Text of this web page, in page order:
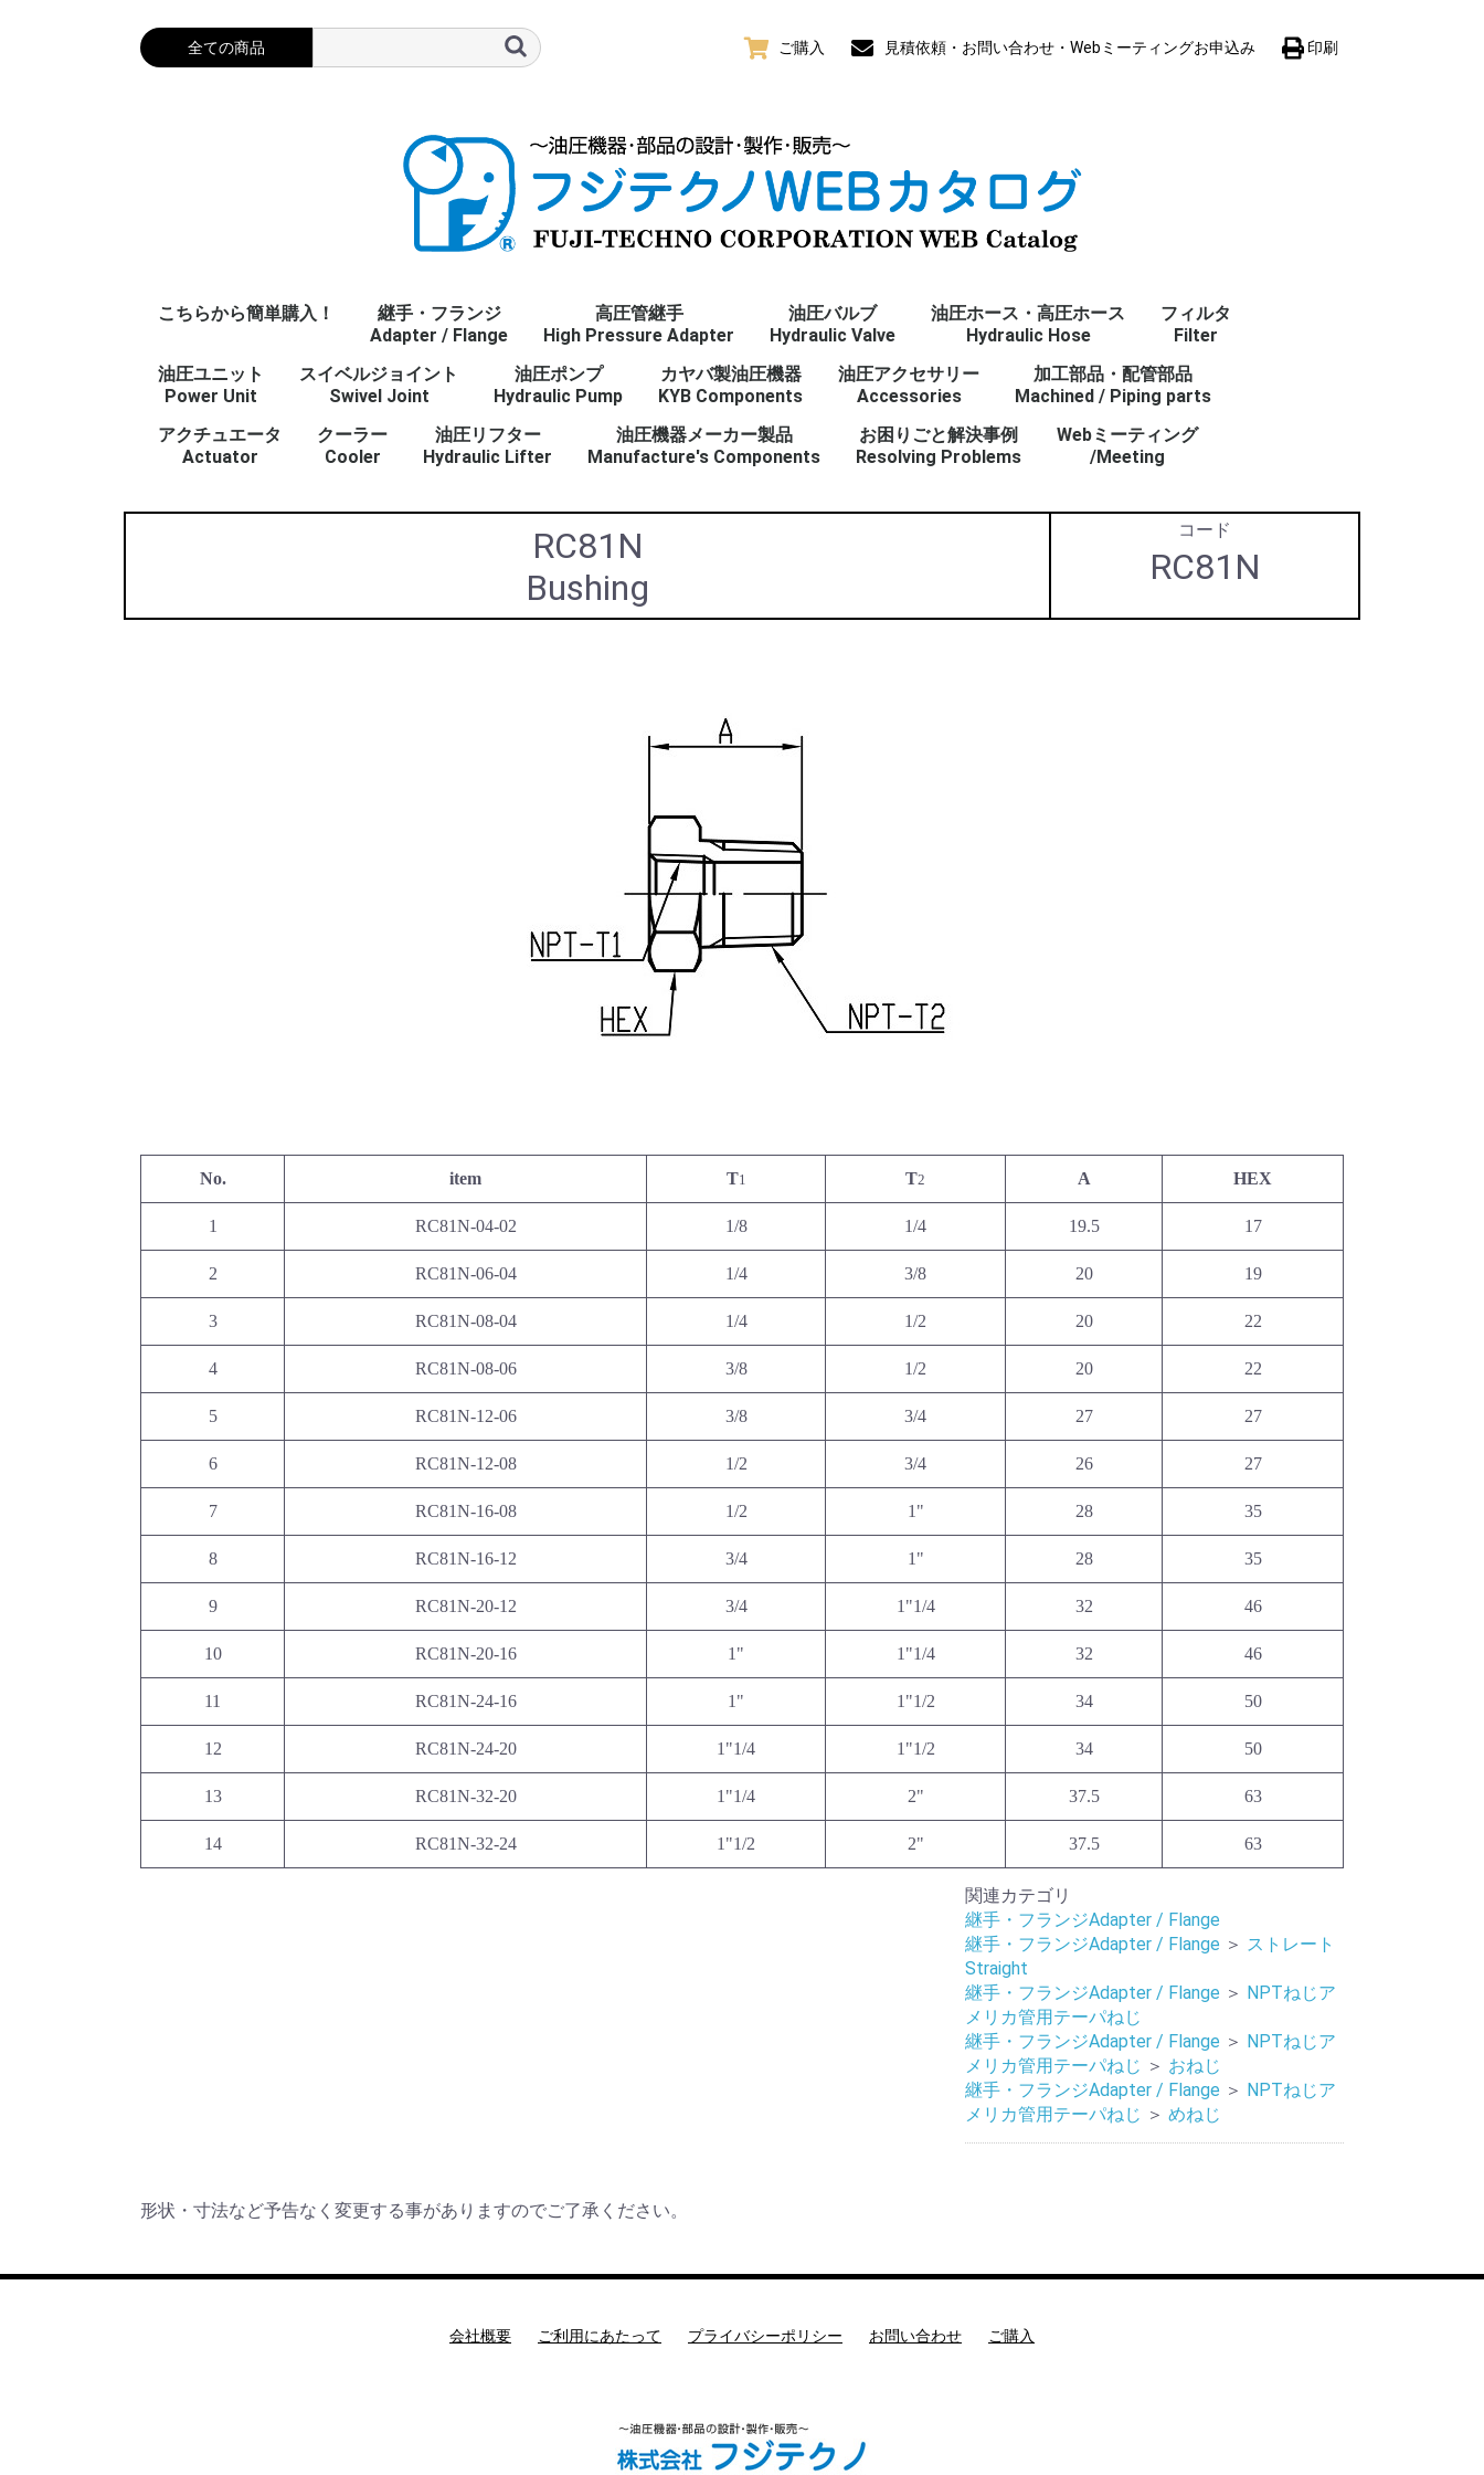
ご購入 見積依頼・お問い合わせ・Webミーティングお申込み 印刷
こちらから簡単購入！
継手・フランジ
Adapter / Flange
プラグ・キャップ
Plug/Cap
ストレート
Straight
エルボ
Elbow
チーズ
Tee
クロス
Cross
ステンレス継手
Stainless Adapter
油圧フランジ
Flange
JISフランジ
JIS Flange
タケノコ
Barb fitting
Gねじ
管用平行ねじ
おねじ
オスシート(30°)
おねじ
メスシート(30°)
めねじ(ユニオン)
オスシート(30°)
めねじ(ユニオン)
メスシート(30°)
おねじ
O-リングボス
おねじ
O-リングボス(アジャス
めねじ
O-リングポート
おねじ
ORS
Gねじ
管用平行ねじ 全て
R/Rcねじ
管用テーパねじ
おねじ
R
めねじ
Rc
R/Rcねじ
管用テーパねじ 全て
Mねじ
メートルねじ
おねじ
オスシート(30°)
おねじ
メスシート(30°)
めねじ(ユニオン)
オスシート(30°)
めねじ(ユニオン)
メスシート(30°)
おねじ
O-リングボス
おねじ
O-リングボス(アジャス
Mねじ
メートルねじ 全て
UNFねじ
ユニファイねじ
おねじ
オスシート(37°)
めねじ(ユニオン)
メスシート(37°)
おねじ
O-リングボス
おねじ
O-リングボス(アジャス
めねじ
O-リングポート
おねじ
ORS
UNFねじ
ユニファイねじ 全て
NPTねじ
アメリカ管用テーパね
おねじ
めねじ
NPTねじ
アメリカ管用テーパね
参考資料/reference
継手・フランジ
Adapter / Flange 全て
高圧管継手
High Pressure Adapter
油圧バルブ
Hydraulic Valve
油圧ホース・高圧ホース
Hydraulic Hose
フィルタ
Filter
サクションストレーナ
Suction strainer
サクションラインフィ
ルタ
インラインフィルタ
In-line filter
リターンラインフィル
タ
カートリッジフィルタ
Cartridge filter
オフラインフィルタ
Off-line filter
逆洗フィルター
Back washing filter
フィルタ
Filter 全て
油圧ユニット
Power Unit
スイベルジョイント
Swivel Joint
油圧ポンプ
Hydraulic Pump
カヤバ製油圧機器
KYB Components
油圧アクセサリー
Accessories
加工部品・配管部品
Machined / Piping parts
アクチュエータ
Actuator
クーラー
Cooler
油圧リフター
Hydraulic Lifter
油圧機器メーカー製品
Manufacture's Components
お困りごと解決事例
Resolving Problems
Webミーティング
/Meeting
RC81N
Bushing
コード
RC81N
No. item T1 T2 A HEX
1 RC81N-04-02 1/8 1/4 19.5 17
2 RC81N-06-04 1/4 3/8 20 19
3 RC81N-08-04 1/4 1/2 20 22
4 RC81N-08-06 3/8 1/2 20 22
5 RC81N-12-06 3/8 3/4 27 27
6 RC81N-12-08 1/2 3/4 26 27
7 RC81N-16-08 1/2 1" 28 35
8 RC81N-16-12 3/4 1" 28 35
9 RC81N-20-12 3/4 1"1/4 32 46
10 RC81N-20-16 1" 1"1/4 32 46
11 RC81N-24-16 1" 1"1/2 34 50
12 RC81N-24-20 1"1/4 1"1/2 34 50
13 RC81N-32-20 1"1/4 2" 37.5 63
14 RC81N-32-24 1"1/2 2" 37.5 63
関連カテゴリ
継手・フランジAdapter / Flange
継手・フランジAdapter / Flange ＞ ストレート
Straight
継手・フランジAdapter / Flange ＞ NPTねじア
メリカ管用テーパねじ
継手・フランジAdapter / Flange ＞ NPTねじア
メリカ管用テーパねじ ＞ おねじ
継手・フランジAdapter / Flange ＞ NPTねじア
メリカ管用テーパねじ ＞ めねじ
形状・寸法など予告なく変更する事がありますのでご了承ください。
会社概要 ご利用にあたって プライバシーポリシー お問い合わせ ご購入